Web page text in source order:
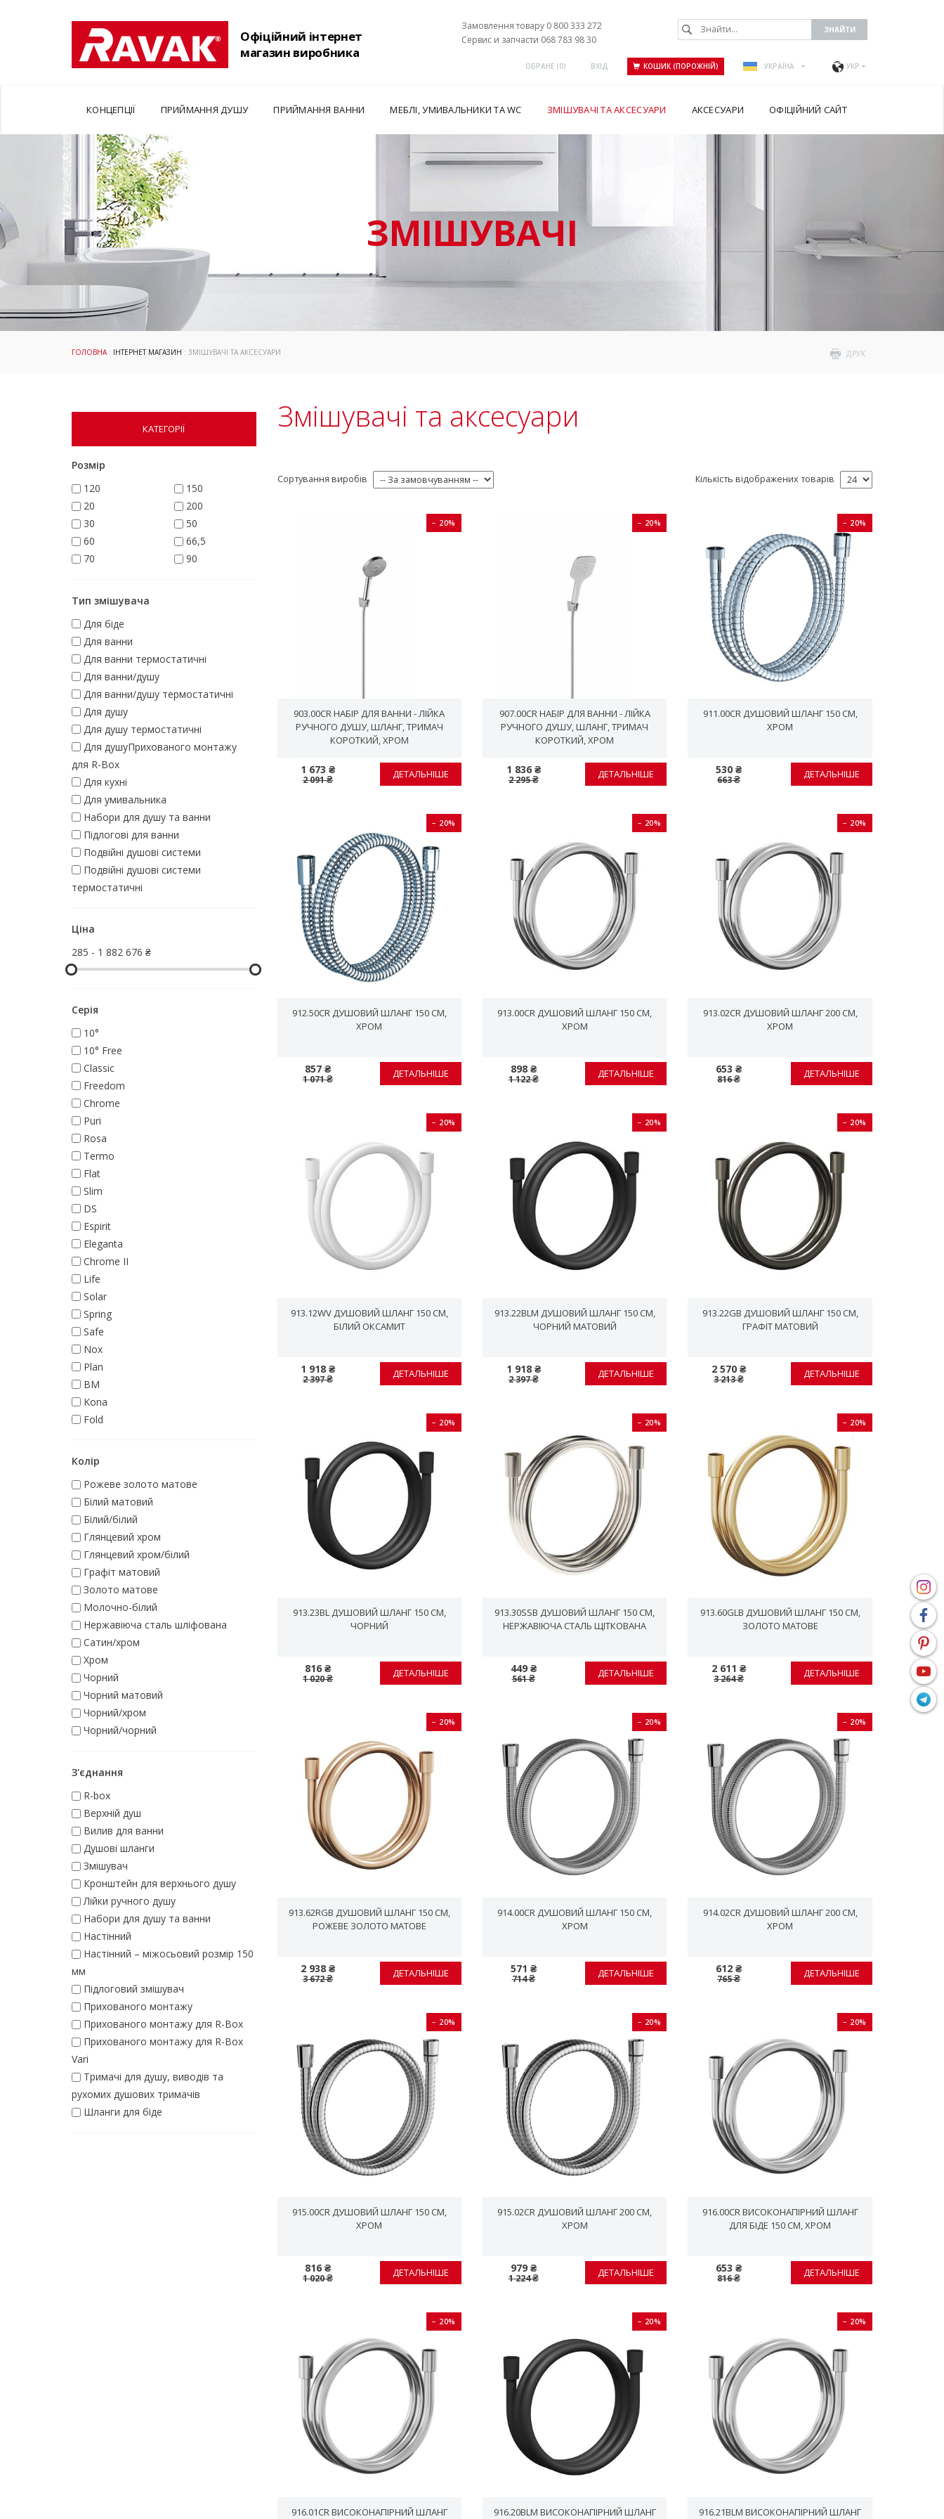
Офіційний інтернет
магазин виробника
Замовлення товару 0 800 333 272
Сервис и запчасти 068 783 98 30
ОБРАНЕ (0) ВХІД КОШИК (ПОРОЖНІЙ) УКРАЇНА УКР
КОНЦЕПЦІЇ ПРИЙМАННЯ ДУШУ ПРИЙМАННЯ ВАННИ МЕБЛІ, УМИВАЛЬНИКИ ТА WC ЗМІШУВАЧІ ТА АКСЕСУАРИ АКСЕСУАРИ ОФІЦІЙНИЙ САЙТ
ЗМІШУВАЧІ
ДРУК
ГОЛОВНА: ІНТЕРНЕТ МАГАЗИН : ЗМІШУВАЧІ ТА АКСЕСУАРИ
КАТЕГОРІЇ
Розмір
120
150
20
200
30
50
60
66,5
70
90
Тип змішувача
Для біде
Для ванни
Для ванни термостатичні
Для ванни/душу
Для ванни/душу термостатичні
Для душу
Для душу термостатичні
Для душуПрихованого монтажу
для R-Box
Для кухні
Для умивальника
Набори для душу та ванни
Підлогові для ванни
Подвійні душові системи
Подвійні душові системи
термостатичні
Ціна
285 - 1 882 676 ₴
Серія
10°
10° Free
Classic
Freedom
Chrome
Puri
Rosa
Termo
Flat
Slim
DS
Espirit
Eleganta
Chrome II
Life
Solar
Spring
Safe
Nox
Plan
BM
Kona
Fold
Колір
Pожеве золото матове
Білий матовий
Білий/білий
Глянцевий хром
Глянцевий хром/білий
Графіт матовий
Золото матове
Молочно-білий
Нержавіюча сталь шліфована
Сатин/хром
Хром
Чорний
Чорний матовий
Чорний/хром
Чорний/чорний
З'єднання
R-box
Верхній душ
Вилив для ванни
Душові шланги
Змішувач
Кронштейн для верхнього душу
Лійки ручного душу
Набори для душу та ванни
Настінний
Настінний – міжосьовий розмір 150
мм
Підлоговий змішувач
Прихованого монтажу
Прихованого монтажу для R-Box
Прихованого монтажу для R-Box
Vari
Тримачі для душу, виводів та
рухомих душових тримачів
Шланги для біде
Змішувачі та аксесуари
Сортування виробів Кількість відображених товарів
− 20%
903.00CR НАБІР ДЛЯ ВАННИ - ЛІЙКА
РУЧНОГО ДУШУ, ШЛАНГ, ТРИМАЧ
КОРОТКИЙ, ХРОМ
1 673 ₴
2 091 ₴ ДЕТАЛЬНІШЕ
− 20%
907.00CR НАБІР ДЛЯ ВАННИ - ЛІЙКА
РУЧНОГО ДУШУ, ШЛАНГ, ТРИМАЧ
КОРОТКИЙ, ХРОМ
1 836 ₴
2 295 ₴ ДЕТАЛЬНІШЕ
− 20%
911.00CR ДУШОВИЙ ШЛАНГ 150 СМ,
ХРОМ
530 ₴
663 ₴ ДЕТАЛЬНІШЕ
− 20%
912.50CR ДУШОВИЙ ШЛАНГ 150 СМ,
ХРОМ
857 ₴
1 071 ₴ ДЕТАЛЬНІШЕ
− 20%
913.00CR ДУШОВИЙ ШЛАНГ 150 СМ,
ХРОМ
898 ₴
1 122 ₴ ДЕТАЛЬНІШЕ
− 20%
913.02CR ДУШОВИЙ ШЛАНГ 200 СМ,
ХРОМ
653 ₴
816 ₴ ДЕТАЛЬНІШЕ
− 20%
913.12WV ДУШОВИЙ ШЛАНГ 150 СМ,
БІЛИЙ ОКСАМИТ
1 918 ₴
2 397 ₴ ДЕТАЛЬНІШЕ
− 20%
913.22BLM ДУШОВИЙ ШЛАНГ 150 СМ,
ЧОРНИЙ МАТОВИЙ
1 918 ₴
2 397 ₴ ДЕТАЛЬНІШЕ
− 20%
913.22GB ДУШОВИЙ ШЛАНГ 150 СМ,
ГРАФІТ МАТОВИЙ
2 570 ₴
3 213 ₴ ДЕТАЛЬНІШЕ
− 20%
913.23BL ДУШОВИЙ ШЛАНГ 150 СМ,
ЧОРНИЙ
816 ₴
1 020 ₴ ДЕТАЛЬНІШЕ
− 20%
913.30SSB ДУШОВИЙ ШЛАНГ 150 СМ,
НЕРЖАВІЮЧА СТАЛЬ ЩІТКОВАНА
449 ₴
561 ₴ ДЕТАЛЬНІШЕ
− 20%
913.60GLB ДУШОВИЙ ШЛАНГ 150 СМ,
ЗОЛОТО МАТОВЕ
2 611 ₴
3 264 ₴ ДЕТАЛЬНІШЕ
− 20%
913.62RGB ДУШОВИЙ ШЛАНГ 150 СМ,
PОЖЕВЕ ЗОЛОТО МАТОВЕ
2 938 ₴
3 672 ₴ ДЕТАЛЬНІШЕ
− 20%
914.00CR ДУШОВИЙ ШЛАНГ 150 СМ,
ХРОМ
571 ₴
714 ₴ ДЕТАЛЬНІШЕ
− 20%
914.02CR ДУШОВИЙ ШЛАНГ 200 СМ,
ХРОМ
612 ₴
765 ₴ ДЕТАЛЬНІШЕ
− 20%
915.00CR ДУШОВИЙ ШЛАНГ 150 СМ,
ХРОМ
816 ₴
1 020 ₴ ДЕТАЛЬНІШЕ
− 20%
915.02CR ДУШОВИЙ ШЛАНГ 200 СМ,
ХРОМ
979 ₴
1 224 ₴ ДЕТАЛЬНІШЕ
− 20%
916.00CR ВИСОКОНАПІРНИЙ ШЛАНГ
ДЛЯ БІДЕ 150 СМ, ХРОМ
653 ₴
816 ₴ ДЕТАЛЬНІШЕ
− 20%
916.01CR ВИСОКОНАПІРНИЙ ШЛАНГ
− 20%
916.20BLM ВИСОКОНАПІРНИЙ ШЛАНГ
− 20%
916.21BLM ВИСОКОНАПІРНИЙ ШЛАНГ